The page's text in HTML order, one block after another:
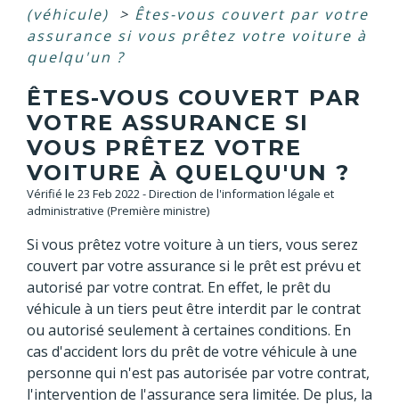
(véhicule)
> Êtes-vous couvert par votre
assurance si vous prêtez votre voiture à
quelqu'un ?
ÊTES-VOUS COUVERT PAR
VOTRE ASSURANCE SI
VOUS PRÊTEZ VOTRE
VOITURE À QUELQU'UN ?
Vérifié le 23 Feb 2022 - Direction de l'information légale et
administrative (Première ministre)
Si vous prêtez votre voiture à un tiers, vous serez
couvert par votre assurance si le prêt est prévu et
autorisé par votre contrat. En effet, le prêt du
véhicule à un tiers peut être interdit par le contrat
ou autorisé seulement à certaines conditions. En
cas d'accident lors du prêt de votre véhicule à une
personne qui n'est pas autorisée par votre contrat,
l'intervention de l'assurance sera limitée. De plus, la